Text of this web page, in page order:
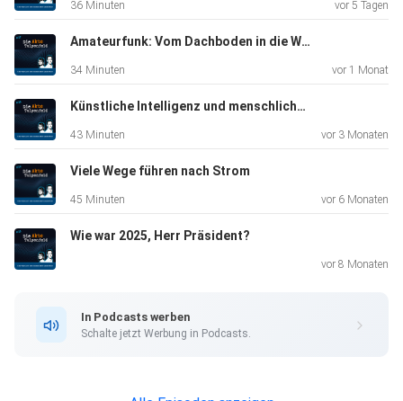
sehr viel Erfahrung auf EU-Ebene hat. Außerdem verrät sie
in
dieser Episode, ob die Franzosen wirklich alles Wesentliche
einem guten Glas Wein besprechen und die Länder des
Nordens
NETZtalk. Vizepräsidentin Dr. Daniela Brönstrup im
36 Minuten vor 5 Tagen
Amateurfunk: Vom Dachboden in die Welt
34 Minuten vor 1 Monat
Künstliche Intelligenz und menschliches Gesetz
43 Minuten vor 3 Monaten
Viele Wege führen nach Strom
45 Minuten vor 6 Monaten
Wie war 2025, Herr Präsident?
vor 8 Monaten
In Podcasts werben
Schalte jetzt Werbung in Podcasts.